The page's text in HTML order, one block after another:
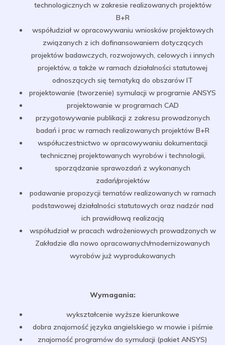
technologicznych w zakresie realizowanych projektów
B+R
współudział w opracowywaniu wniosków projektowych
związanych z ich dofinansowaniem dotyczących
projektów badawczych, rozwojowych, celowych i innych
projektów, a także w ramach działalności statutowej
odnoszących się tematyką do obszarów IT
projektowanie (tworzenie) symulacji w programie ANSYS
projektowanie w programach CAD
przygotowywanie publikacji z zakresu prowadzonych
badań i prac w ramach realizowanych projektów B+R
współuczestnictwo w opracowywaniu dokumentacji
technicznej projektowanych wyrobów i technologii,
sporządzanie sprawozdań z wykonanych
zadań/projektów
podawanie propozycji tematów realizowanych w ramach
podstawowej działalności statutowych oraz nadzór nad
ich prawidłową realizacją
współudział w pracach wdrożeniowych prowadzonych w
Zakładzie dla nowo opracowanych/modernizowanych
wyrobów już wyprodukowanych
Wymagania:
wykształcenie wyższe kierunkowe
dobra znajomość języka angielskiego w mowie i piśmie
znajomość programów do symulacji (pakiet ANSYS)